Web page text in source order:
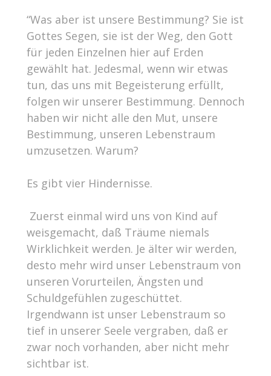
“Was aber ist unsere Bestimmung? Sie ist
Gottes Segen, sie ist der Weg, den Gott
für jeden Einzelnen hier auf Erden
gewählt hat. Jedesmal, wenn wir etwas
tun, das uns mit Begeisterung erfüllt,
folgen wir unserer Bestimmung. Dennoch
haben wir nicht alle den Mut, unsere
Bestimmung, unseren Lebenstraum
umzusetzen. Warum?
Es gibt vier Hindernisse.
­ Zuerst einmal wird uns von Kind auf
weisgemacht, daß Träume niemals
Wirklichkeit werden. Je älter wir werden,
desto mehr wird unser Lebenstraum von
unseren Vorurteilen, Ängsten und
Schuldgefühlen zugeschüttet.
Irgendwann ist unser Lebenstraum so
tief in unserer Seele vergraben, daß er
zwar noch vorhanden, aber nicht mehr
sichtbar ist.